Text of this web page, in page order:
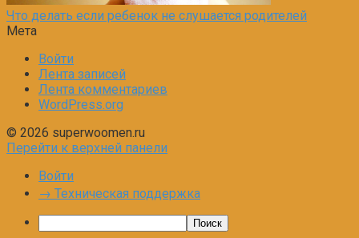
Что делать если ребенок не слушается родителей
Мета
Войти
Лента записей
Лента комментариев
WordPress.org
© 2026 superwoomen.ru
Перейти к верхней панели
Войти
→ Техническая поддержка
Поиск